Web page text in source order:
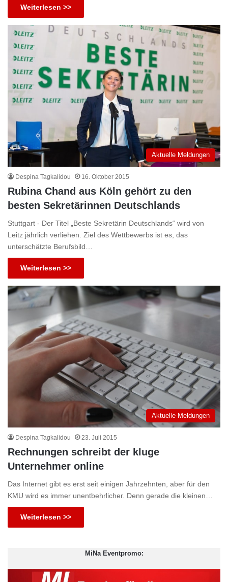
Weiterlesen >>
Aktuelle Meldungen
Despina Tagkalidou 16. Oktober 2015
Rubina Chand aus Köln gehört zu den
besten Sekretärinnen Deutschlands
Stuttgart - Der Titel „Beste Sekretärin Deutschlands“ wird von
Leitz jährlich verliehen. Ziel des Wettbewerbs ist es, das
unterschätzte Berufsbild…
Weiterlesen >>
Aktuelle Meldungen
Despina Tagkalidou 23. Juli 2015
Rechnungen schreibt der kluge
Unternehmer online
Das Internet gibt es erst seit einigen Jahrzehnten, aber für den
KMU wird es immer unentbehrlicher. Denn gerade die kleinen…
Weiterlesen >>
MiNa Eventpromo: